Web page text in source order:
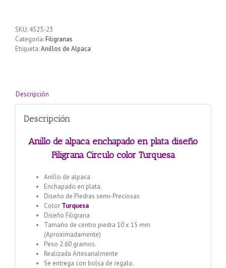
plata
diseño
Filigrana
SKU: 4523-23
Categoría:Filigranas
Etiqueta:Anillos de Alpaca
Descripción
Descripción
Anillo de alpaca enchapado en plata diseño
Filigrana Circulo color Turquesa
Anillo de alpaca
Enchapado en plata.
Diseño de Piedras semi-Preciosas
Color Turquesa
Diseño Filigrana
Tamaño de centro piedra 10 x 15 mm
(Aproximadamente)
Peso 2.60 gramos.
Realizada Artesanalmente
Se entrega con bolsa de regalo.